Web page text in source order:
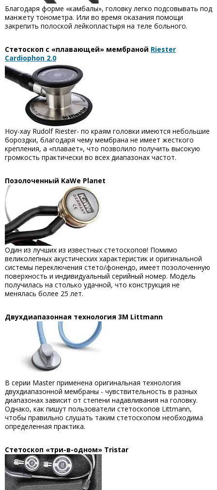
Благодаря форме «камбалы», головку легко подсовывать под
манжету тонометра. Или во время оказания помощи
закрепить полоской лейкопластыря на теле больного.
Стетоскоп с «плавающей» мембраной Riester
Cardiophon 2.0
Ноу-хау Rudolf Riester- по краям головки имеются небольшие
бороздки, благодаря чему мембрана не имеет жесткого
крепления, а «плавает», что позволило получить высокую
громкость практически во всех диапазонах частот.
Позолоченный KaWe Planet
Один из лучших из известных стетоскопов! Помимо
великолепных акустических характеристик и оригинальной
системы переключения стето/фонендо, имеет позолоченную
поверхность и индивидуальный серийный номер. Модель
получилась на столько удачной, что конструкция не
менялась более 25 лет.
Двухдиапазонная технология 3M Littmann
В серии Master применена оригинальная технология
двухдиапазонной мембраны - чувствительность в разных
диапазонах зависит от степени надавливания на головку.
Однако, как пишут пользователи стетоскопов Littmann,
чтобы правильно слушать таким стетоскопом необходима
определенная практика.
Стетоскоп «три-в-одном» Tristar